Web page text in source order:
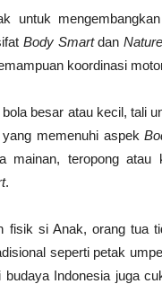
untuk
Body Smartdan
koordinasi
besar atau kecil, tali
yang memenuhi aspek
mainan, teropong atau
.
fisik si Anak, orang tua
seperti petak
Indonesia juga